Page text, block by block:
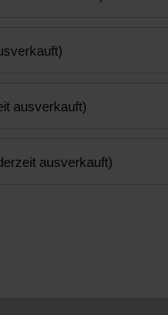
ausverkauft)
ausverkauft)